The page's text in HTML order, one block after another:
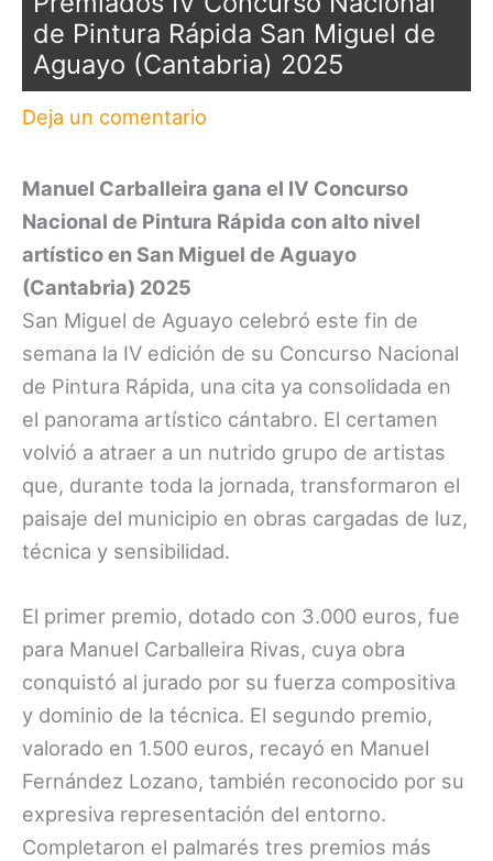
de Pintura Rápida San Miguel de
Aguayo (Cantabria) 2025
Deja un comentario
Manuel Carballeira gana el IV Concurso
Nacional de Pintura Rápida con alto nivel
artístico en San Miguel de Aguayo
(Cantabria) 2025
San Miguel de Aguayo celebró este fin de
semana la IV edición de su Concurso Nacional
de Pintura Rápida, una cita ya consolidada en
el panorama artístico cántabro. El certamen
volvió a atraer a un nutrido grupo de artistas
que, durante toda la jornada, transformaron el
paisaje del municipio en obras cargadas de luz,
técnica y sensibilidad.
El primer premio, dotado con 3.000 euros, fue
para Manuel Carballeira Rivas, cuya obra
conquistó al jurado por su fuerza compositiva
y dominio de la técnica. El segundo premio,
valorado en 1.500 euros, recayó en Manuel
Fernández Lozano, también reconocido por su
expresiva representación del entorno.
Completaron el palmarés tres premios más